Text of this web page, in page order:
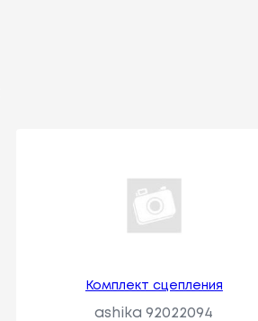
Комплект сцепления
ashika 92022094